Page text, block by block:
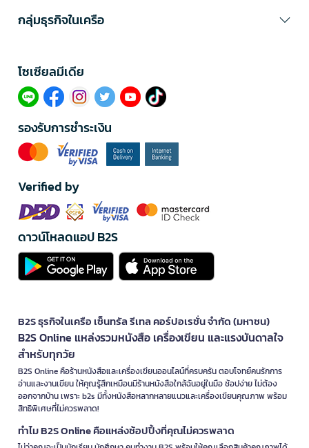
กลุ่มธุรกิจในเครือ
โซเซียลมีเดีย​
รองรับการชำระเงิน
Verified by
ดาวน์โหลดแอป B2S
B2S ธุรกิจในเครือ เซ็นทรัล รีเทล คอร์ปอเรชั่น จำกัด (มหาชน)
B2S Online แหล่งรวมหนังสือ เครื่องเขียน และแรงบันดาลใจ
สำหรับทุกวัย
B2S Online คือร้านหนังสือและเครื่องเขียนออนไลน์ที่ครบครัน ตอบโจทย์คนรักการ
อ่านและงานเขียน ให้คุณรู้สึกเหมือนมีร้านหนังสือใกล้ฉันอยู่ในมือ ช้อปง่าย ไม่ต้อง
ออกจากบ้าน เพราะ b2s มีทั้งหนังสือหลากหลายแนวและเครื่องเขียนคุณภาพ พร้อม
สิทธิพิเศษที่ไม่ควรพลาด!
ทำไม B2S Online คือแหล่งช้อปปิ้งที่คุณไม่ควรพลาด